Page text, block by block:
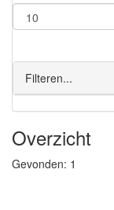
Filteren...
Overzicht
Gevonden: 1